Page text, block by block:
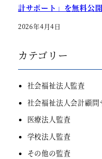
計サポート」を無料公開
2026年4月4日
カテゴリー
社会福祉法人監査
社会福祉法人会計顧問
医療法人監査
学校法人監査
その他の監査